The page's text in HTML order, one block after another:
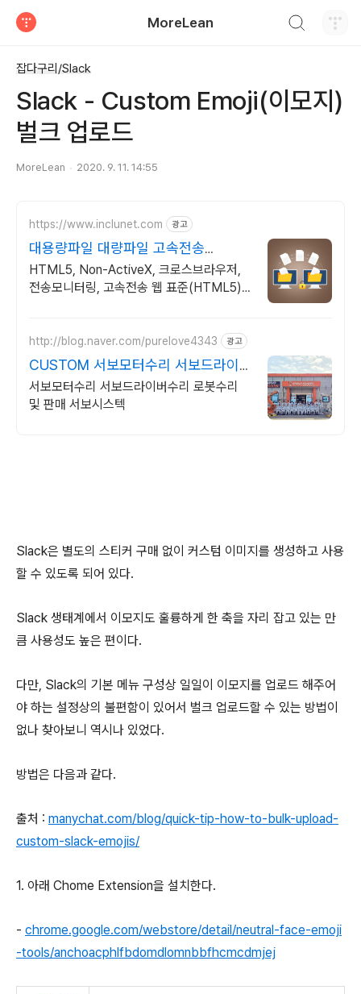
MoreLean
잡다구리/Slack
Slack - Custom Emoji(이모지)
벌크 업로드
MoreLean 2020. 9. 11. 14:55
https://www.inclunet.com 광고
대용량파일 대량파일 고속전송
TeraTransfer
HTML5, Non-ActiveX, 크로스브라우저,
전송모니터링, 고속전송 웹 표준(HTML5)
http://blog.naver.com/purelove4343 광고
CUSTOM 서보모터수리 서보드라이
버수리
서보모터수리 서보드라이버수리 로봇수리
및 판매 서보시스텍
Slack은 별도의 스티커 구매 없이 커스텀 이미지를 생성하고 사용
할 수 있도록 되어 있다.
Slack 생태계에서 이모지도 훌륭하게 한 축을 자리 잡고 있는 만
큼 사용성도 높은 편이다.
다만, Slack의 기본 메뉴 구성상 일일이 이모지를 업로드 해주어
야 하는 설정상의 불편함이 있어서 벌크 업로드할 수 있는 방법이
없나 찾아보니 역시나 있었다.
방법은 다음과 같다.
출처 : manychat.com/blog/quick-tip-how-to-bulk-upload-
custom-slack-emojis/
1. 아래 Chome Extension을 설치한다.
- chrome.google.com/webstore/detail/neutral-face-emoji
-tools/anchoacphlfbdomdlomnbbfhcmcdmjej